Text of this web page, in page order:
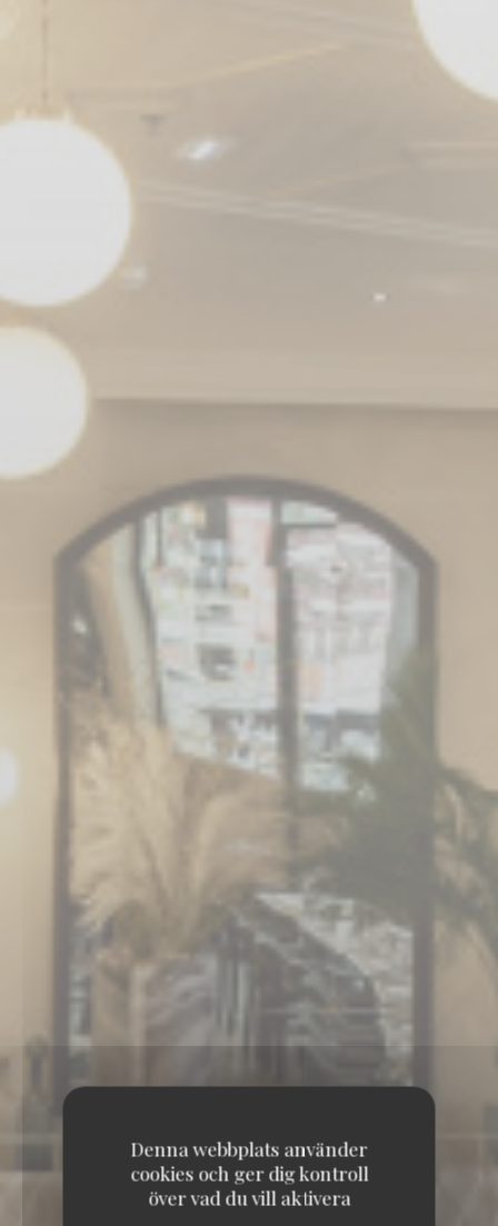
Denna webbplats använder
cookies och ger dig kontroll
över vad du vill aktivera